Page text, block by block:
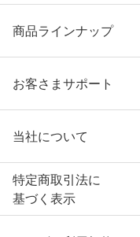
商品ラインナップ
お客さまサポート
当社について
特定商取引法に
基づく表示